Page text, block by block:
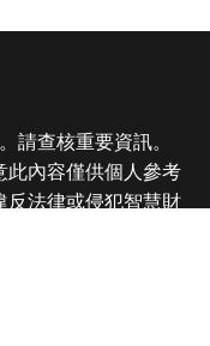
請查核重要資訊。
內容僅供個人參考
反法律或侵犯智慧財